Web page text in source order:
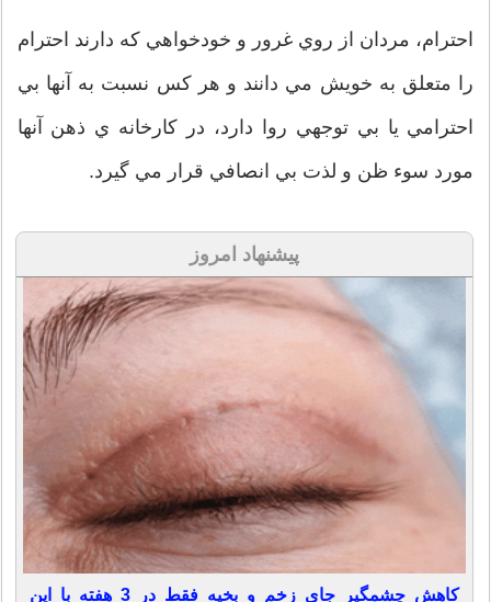
احترام، مردان از روي غرور و خودخواهي كه دارند احترام
را متعلق به خويش مي دانند و هر كس نسبت به آنها بي
احترامي يا بي توجهي روا دارد، در كارخانه ي ذهن آنها
مورد سوء ظن و لذت بي انصافي قرار مي گيرد.
پیشنهاد امروز
کاهش چشمگیر جای زخم و بخیه فقط در 3 هفته با این